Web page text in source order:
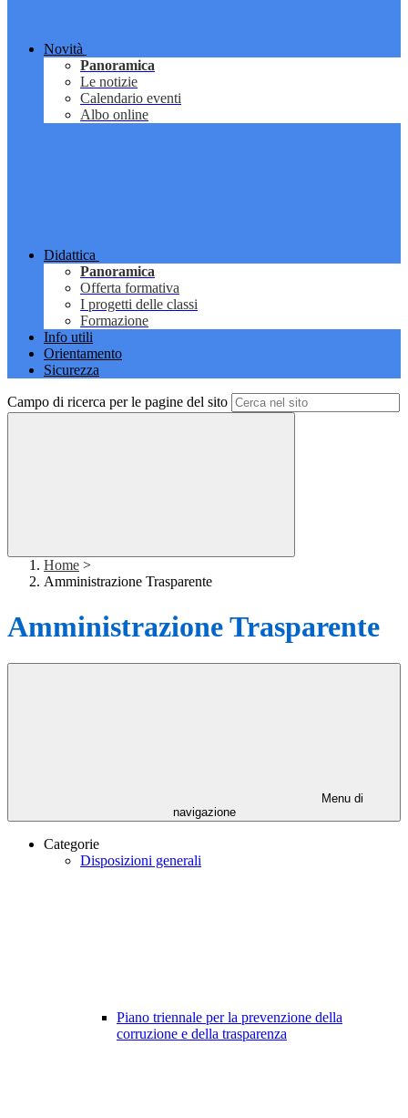
Novità
Panoramica
Le notizie
Calendario eventi
Albo online
Didattica
Panoramica
Offerta formativa
I progetti delle classi
Formazione
Info utili
Orientamento
Sicurezza
Campo di ricerca per le pagine del sito
Home >
Amministrazione Trasparente
Amministrazione Trasparente
Menu di
navigazione
Categorie
Disposizioni generali
Piano triennale per la prevenzione della
corruzione e della trasparenza